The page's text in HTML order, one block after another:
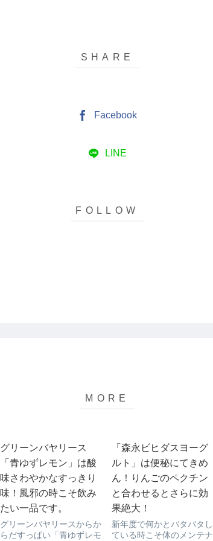
Facebook
LINE
グリーンバヤリース
「青ゆずレモン」は酸
味さわやかなすっきり
味！風邪の時こそ飲み
たい一品です。
グリーンバヤリースからか
らだすっぱい「青ゆずレモ
「森永ビヒダスヨーグ
ルト」は便秘にてきめ
ん！りんごのペクチン
と合わせるとさらに効
果絶大！
新年度で何かとバタバタし
ている時こそ体のメンテナ